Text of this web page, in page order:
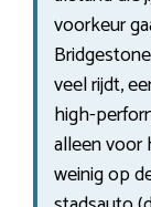
voorkeur
veel rijdt,
high-
alleen voor
weinig op